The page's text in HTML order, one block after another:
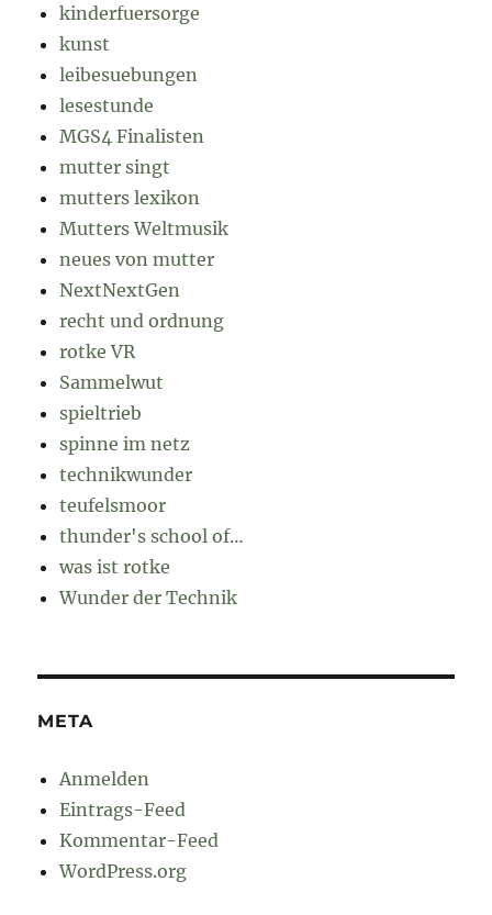
kinderfuersorge
kunst
leibesuebungen
lesestunde
MGS4 Finalisten
mutter singt
mutters lexikon
Mutters Weltmusik
neues von mutter
NextNextGen
recht und ordnung
rotke VR
Sammelwut
spieltrieb
spinne im netz
technikwunder
teufelsmoor
thunder's school of…
was ist rotke
Wunder der Technik
META
Anmelden
Eintrags-Feed
Kommentar-Feed
WordPress.org